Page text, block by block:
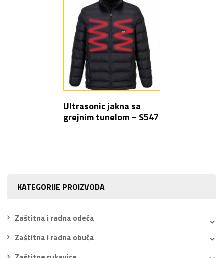
KATEGORIJE PROIZVODA
Zaštitna i radna odeća
Zaštitna i radna obuća
Ultrasonic jakna sa
grejnim tunelom – S547